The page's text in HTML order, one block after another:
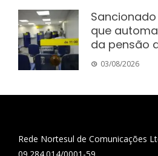
Sancionado
que
da pensão
03/08/2026
Rede Nortesul de Comunicações
09.284.014/0001-59